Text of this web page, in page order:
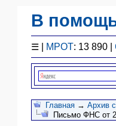
В помощь
☰ МРОТ: 13 890 |
Законодательство
F1 - Отчетность
План счетов
Справочник
Упрощенка
Договоры
Главная → Архив
Письмо ФНС от